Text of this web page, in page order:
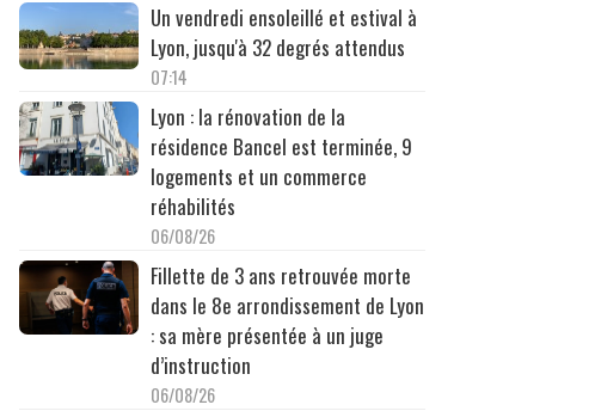
Un vendredi ensoleillé et estival à
Lyon, jusqu'à 32 degrés attendus
07:14
Lyon : la rénovation de la
résidence Bancel est terminée, 9
logements et un commerce
réhabilités
06/08/26
Fillette de 3 ans retrouvée morte
dans le 8e arrondissement de Lyon
: sa mère présentée à un juge
d’instruction
06/08/26